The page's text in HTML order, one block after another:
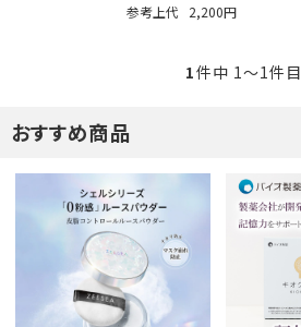
参考上代
2,200円
1件中 1〜1件目
おすすめ商品